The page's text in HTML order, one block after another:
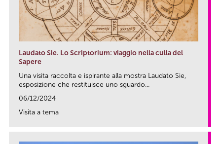
Laudato Sie. Lo Scriptorium: viaggio nella culla del
Sapere
Una visita raccolta e ispirante alla mostra Laudato Sie,
esposizione che restituisce uno sguardo...
06/12/2024
Visita a tema